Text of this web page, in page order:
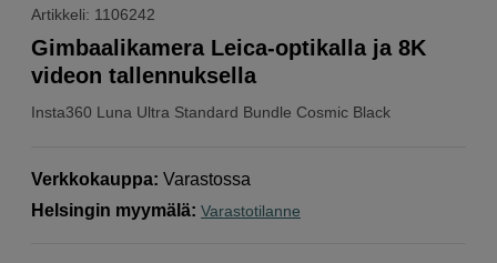
Artikkeli: 1106242
Insta360 Luna Ultra Standard Bundle Cosmic Black
Gimbaalikamera Leica-optikalla ja 8K
videon tallennuksella
Verkkokauppa: Varastossa
Helsingin myymälä: Varastotilanne